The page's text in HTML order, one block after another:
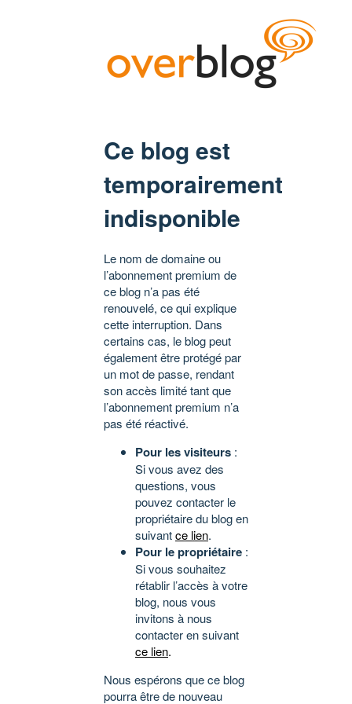
Ce blog est
temporairement
indisponible
Le nom de domaine ou
l’abonnement premium de
ce blog n’a pas été
renouvelé, ce qui explique
cette interruption. Dans
certains cas, le blog peut
également être protégé par
un mot de passe, rendant
son accès limité tant que
l’abonnement premium n’a
pas été réactivé.
Pour les visiteurs :
Si vous avez des
questions, vous
pouvez contacter le
propriétaire du blog en
suivantce lien.
Pour le propriétaire :
Si vous souhaitez
rétablir l’accès à votre
blog, nous vous
invitons à nous
contacter en suivant
ce lien.
Nous espérons que ce blog
pourra être de nouveau